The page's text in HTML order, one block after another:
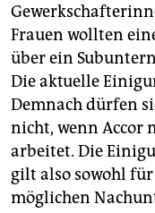
Frauen wollten
über ein
Die aktuelle
Demnach dürfen
nicht, wenn Accor
arbeitet. Die
gilt also sowohl
möglichen